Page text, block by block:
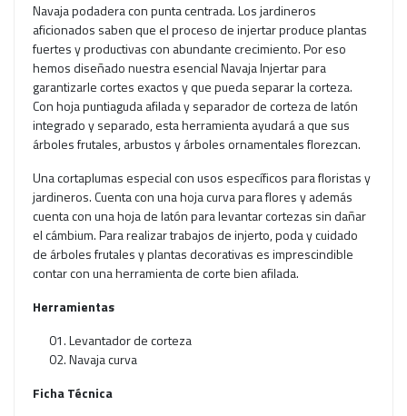
Navaja podadera con punta centrada. Los jardineros
aficionados saben que el proceso de injertar produce plantas
fuertes y productivas con abundante crecimiento. Por eso
hemos diseñado nuestra esencial Navaja Injertar para
garantizarle cortes exactos y que pueda separar la corteza.
Con hoja puntiaguda afilada y separador de corteza de latón
integrado y separado, esta herramienta ayudará a que sus
árboles frutales, arbustos y árboles ornamentales florezcan.
Una cortaplumas especial con usos específicos para floristas y
jardineros. Cuenta con una hoja curva para flores y además
cuenta con una hoja de latón para levantar cortezas sin dañar
el cámbium. Para realizar trabajos de injerto, poda y cuidado
de árboles frutales y plantas decorativas es imprescindible
contar con una herramienta de corte bien afilada.
Herramientas
Levantador de corteza
Navaja curva
Ficha Técnica